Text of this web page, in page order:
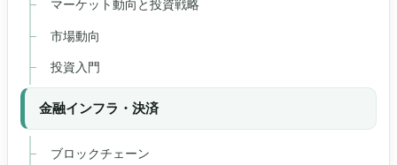
マーケット動向と投資戦略
市場動向
投資入門
金融インフラ・決済
ブロックチェーン